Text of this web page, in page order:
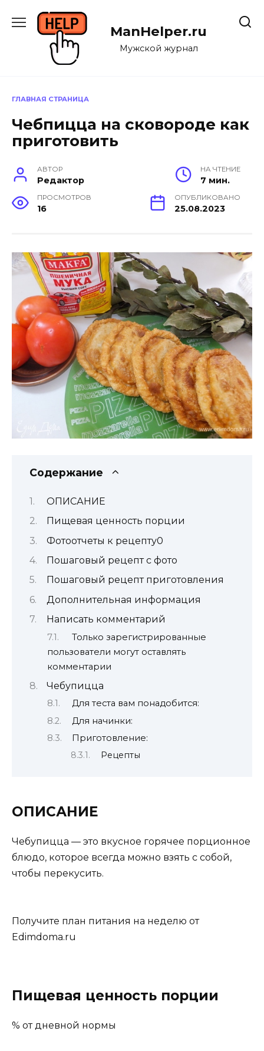
содержанию
ManHelper.ru
Мужской журнал
ГЛАВНАЯ СТРАНИЦА
Чебпицца на сковороде как
приготовить
АВТОР
Редактор
НА ЧТЕНИЕ
7 мин.
ПРОСМОТРОВ
16
ОПУБЛИКОВАНО
25.08.2023
Содержание
ОПИСАНИЕ
Пищевая ценность порции
Фотоотчеты к рецепту0
Пошаговый рецепт с фото
Пошаговый рецепт приготовления
Дополнительная информация
Написать комментарий
Только зарегистрированные
пользователи могут оставлять
комментарии
Чебупицца
Для теста вам понадобится:
Для начинки:
Приготовление:
Рецепты
ОПИСАНИЕ
Чебупицца — это вкусное горячее порционное
блюдо, которое всегда можно взять с собой,
чтобы перекусить.
Получите план питания на неделю от
Edimdoma.ru
Пищевая ценность порции
% от дневной нормы